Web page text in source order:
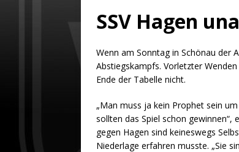
SSV Hagen
Wenn am Sonntag in Schönau der
Abstiegskampfs. Vorletzter
Ende der Tabelle nicht.
„Man muss ja kein Prophet sein
sollten das Spiel schon gewinnen“,
gegen Hagen sind keineswegs
Niederlage erfahren musste. „Sie